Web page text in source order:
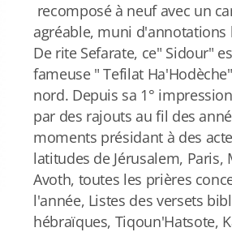
recomposé à neuf avec un
agréable, muni
De rite Sefarate, ce" Sidour"
fameuse " Tefilat
nord. Depuis sa 1°
par des rajouts au fil des
moments présidant à des
latitudes de Jérusalem, Paris,
Avoth, toutes les prières
l'année, Listes des versets
hébraïques, Tiqoun'Hatsote,